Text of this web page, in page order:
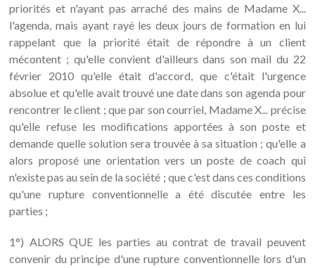
priorités et n'ayant pas arraché des mains de Madame X...
l'agenda, mais ayant rayé les deux jours de formation en lui
rappelant que la priorité était de répondre à un client
mécontent ; qu'elle convient d'ailleurs dans son mail du 22
février 2010 qu'elle était d'accord, que c'était l'urgence
absolue et qu'elle avait trouvé une date dans son agenda pour
rencontrer le client ; que par son courriel, Madame X... précise
qu'elle refuse les modifications apportées à son poste et
demande quelle solution sera trouvée à sa situation ; qu'elle a
alors proposé une orientation vers un poste de coach qui
n'existe pas au sein de la société ; que c'est dans ces conditions
qu'une rupture conventionnelle a été discutée entre les
parties ;
1°) ALORS QUE les parties au contrat de travail peuvent
convenir du principe d'une rupture conventionnelle lors d'un